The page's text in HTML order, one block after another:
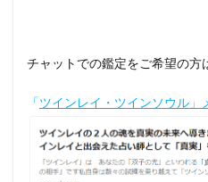
チャットでの鑑定をご希望の方
「ツインレイ・ツインソウル」